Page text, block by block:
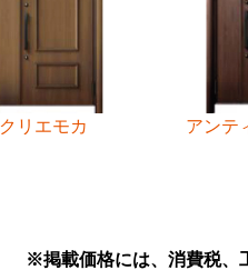
クリエモカ アンテ
※掲載価格には、消費税、